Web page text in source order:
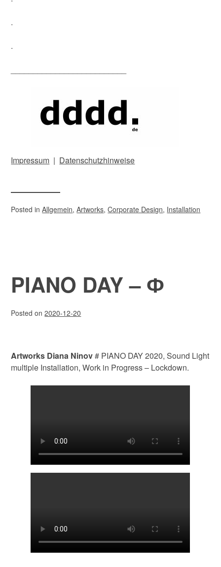
.
.
Impressum | Datenschutzhinweise
Posted inAllgemein,Artworks,Corporate Design, Installation
PIANO DAY – Ф
Posted on2020-12-20
Artworks Diana Ninov# PIANO DAY 2020, Sound Light
multiple Installation, Work in Progress – Lockdown.